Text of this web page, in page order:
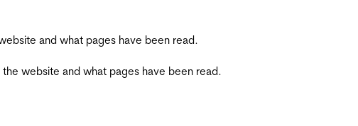
and what pages have been read.
website and what pages have been read.